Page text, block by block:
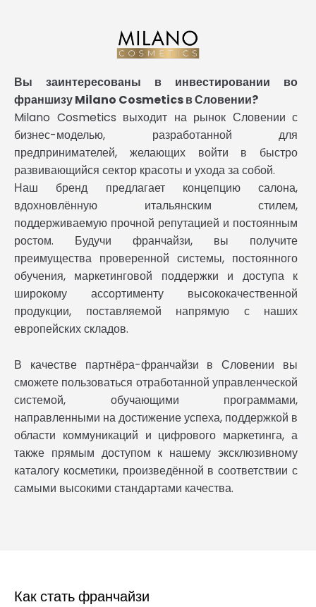
Вы заинтересованы в инвестировании во
франшизу Milano Cosmetics в Словении?
Milano Cosmetics выходит на рынок Словении с
бизнес-моделью, разработанной для
предпринимателей, желающих войти в быстро
развивающийся сектор красоты и ухода за собой.
Наш бренд предлагает концепцию салона,
вдохновлённую итальянским стилем,
поддерживаемую прочной репутацией и постоянным
ростом. Будучи франчайзи, вы получите
преимущества проверенной системы, постоянного
обучения, маркетинговой поддержки и доступа к
широкому ассортименту высококачественной
продукции, поставляемой напрямую с наших
европейских складов.
В качестве партнёра-франчайзи в Словении вы
сможете пользоваться отработанной управленческой
системой, обучающими программами,
направленными на достижение успеха, поддержкой в
области коммуникаций и цифрового маркетинга, а
также прямым доступом к нашему эксклюзивному
каталогу косметики, произведённой в соответствии с
самыми высокими стандартами качества.
Как стать франчайзи